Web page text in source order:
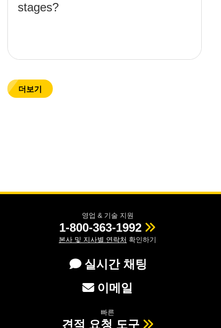
stages?
더보기
영업 & 기술 지원
1-800-363-1992
본사 및 지사별 연락처 확인하기
실시간 채팅
이메일
빠른
견적 요청 도구